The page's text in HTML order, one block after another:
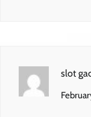
slot